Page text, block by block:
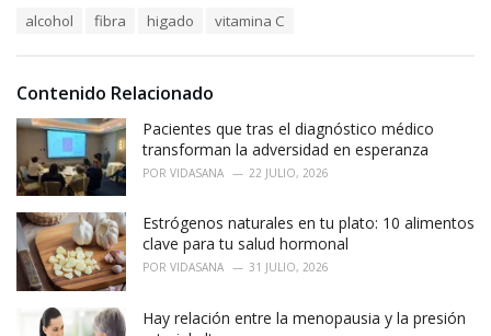
r
i
:
:
alcohol fibra higado vitamina C
Contenido Relacionado
Pacientes que tras el diagnóstico médico
transforman la adversidad en esperanza
POR VIDASANA 22 JULIO, 2026
Estrógenos naturales en tu plato: 10 alimentos
clave para tu salud hormonal
POR VIDASANA 31 JULIO, 2026
Hay relación entre la menopausia y la presión